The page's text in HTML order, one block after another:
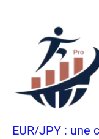
EUR/JPY : une